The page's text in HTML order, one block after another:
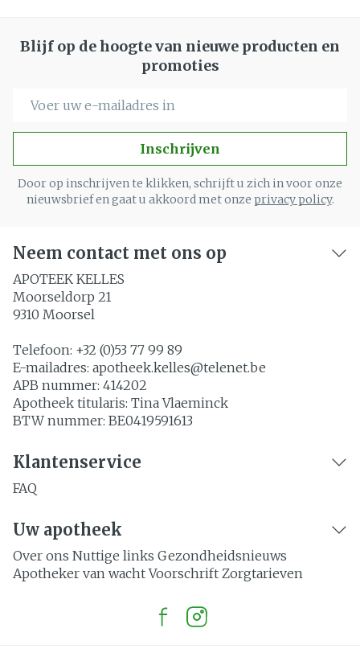
Blijf op de hoogte van nieuwe producten en
promoties
Inschrijven
Door op inschrijven te klikken, schrijft u zich in voor onze
nieuwsbrief en gaat u akkoord met onze privacy policy.
Neem contact met ons op
APOTEEK KELLES
Moorseldorp 21
9310 Moorsel
Telefoon: +32 (0)53 77 99 89
E-mailadres: apotheek.kelles@telenet.be
APB nummer: 414202
Apotheek titularis: Tina Vlaeminck
BTW nummer: BE0419591613
Klantenservice
FAQ
Uw apotheek
Over ons Nuttige links Gezondheidsnieuws
Apotheker van wacht Voorschrift Zorgtarieven